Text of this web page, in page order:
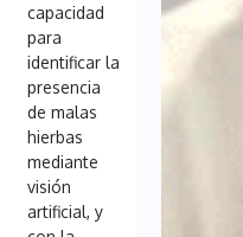
capacidad
para
identificar la
presencia
de malas
hierbas
mediante
visión
artificial, y